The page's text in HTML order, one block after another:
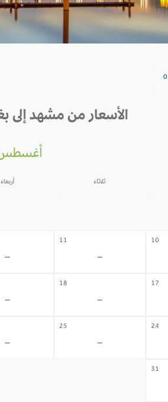
الأسعار من مشهد إلى بغداد خلال
أغسطس
ثلاثاء أربعاء
10
11
-
-
17
18
-
-
24
25
-
-
31